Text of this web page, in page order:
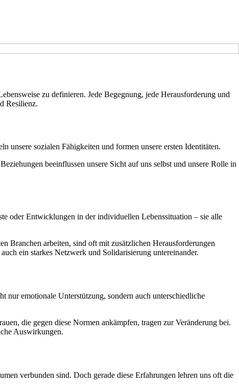
zu definieren. Jede Begegnung, jede Herausforderung und
Resilienz.
unsere sozialen Fähigkeiten und formen unsere ersten Identitäten.
beeinflussen unsere Sicht auf uns selbst und unsere Rolle in
oder Entwicklungen in der individuellen Lebenssituation – sie alle
Branchen arbeiten, sind oft mit zusätzlichen Herausforderungen
ein starkes Netzwerk und Solidarisierung untereinander.
nur emotionale Unterstützung, sondern auch unterschiedliche
die gegen diese Normen ankämpfen, tragen zur Veränderung bei.
Auswirkungen.
verbunden sind. Doch gerade diese Erfahrungen lehren uns oft die